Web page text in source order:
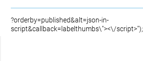
?orderby=published&alt=json-in-
script&callback=labelthumbs\"><\/script>");